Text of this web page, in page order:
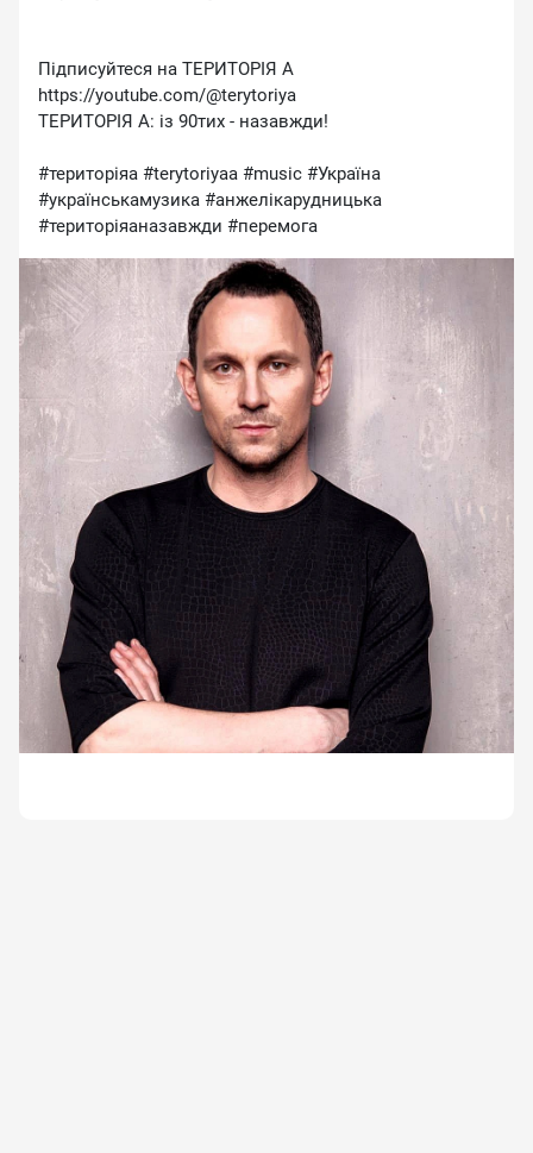
Підписуйтеся на ТЕРИТОРІЯ А
https://youtube.com/@terytoriya
ТЕРИТОРІЯ А: із 90тих - назавжди!
#територіяа #terytoriyaa #music #Україна
#українськамузика #анжелікарудницька
#територіяаназавжди #перемога